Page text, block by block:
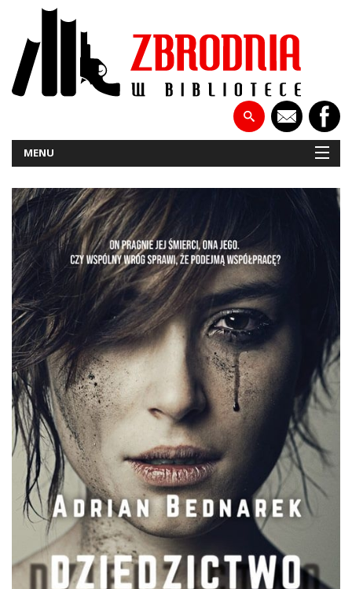
MENU
NOWOŚCI
PATRONATY
WYWIADY
RECENZJE
DO CZYTANIA
NA EKRANIE
KONTAKT